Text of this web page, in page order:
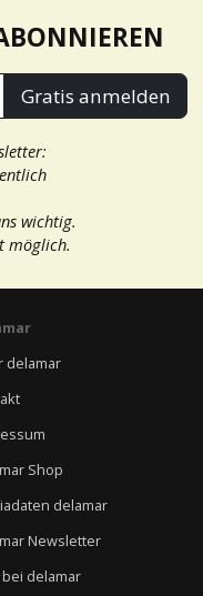
Gratis anmelden
wichtig.
möglich.
delamar
Shop
delamar
Newsletter
bei delamar